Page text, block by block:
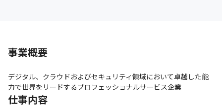
事業概要
デジタル、クラウドおよびセキュリティ領域において卓越した能
力で世界をリードするプロフェッショナルサービス企業
仕事内容